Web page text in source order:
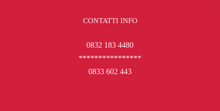
CONTATTI INFO
0832 183 4480
****************
0833 602 443